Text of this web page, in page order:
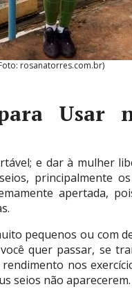
rosanatorres.com.br)
Usar
e dar à mulher
principalmente
apertada,
pequenos ou com
quer passar, se
nos
seios não aparecerem.